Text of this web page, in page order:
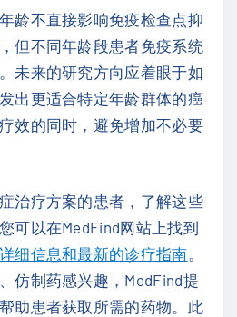
龄不直接影响免疫检查点抑
但不同年龄段患者免疫系统
未来的研究方向应着眼于如
出更适合特定年龄群体的癌
效的同时，避免增加不必要
治疗方案的患者，了解这些
可以在MedFind网站上找到
细信息和最新的诊疗指南
仿制药感兴趣，MedFind提
帮助患者获取所需的药物。此